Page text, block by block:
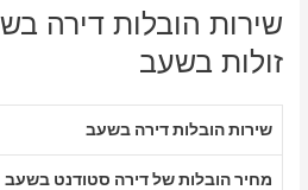
שירות הובלות דירה
זולות בשעב
שירות הובלות דירה בשעב
מחיר הובלות של דירה סטודנט בשעב